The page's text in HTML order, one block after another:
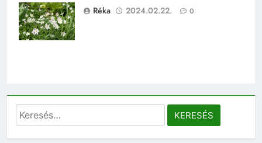
(Anemone
nemorosa)
Réka
2024.02.22. 0
Keresés: